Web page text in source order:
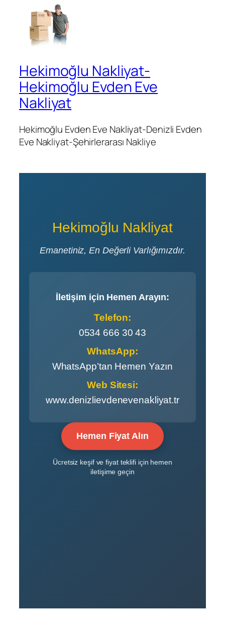
Hekimoğlu Nakliyat-
Hekimoğlu Evden Eve
Nakliyat
Hekimoğlu Evden Eve Nakliyat-Denizli Evden
Eve Nakliyat-Şehirlerarası Nakliye
Hekimoğlu Nakliyat
Emanetiniz, En Değerli Varlığımızdır.
İletişim için Hemen Arayın:
Telefon:
0534 666 30 43
WhatsApp:
WhatsApp’tan Hemen Yazın
Web Sitesi:
www.denizlievdenevenakliyat.tr
Hemen Fiyat Alın
Ücretsiz keşif ve fiyat teklifi için hemen
iletişime geçin